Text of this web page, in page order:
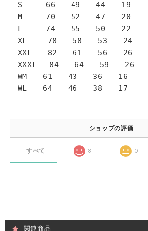
S 66 49 44 19
M 70 52 47 20
L 74 55 50 22
XL 78 58 53 24
XXL 82 61 56 26
XXXL 84 64 59 26
WM 61 43 36 16
WL 64 46 38 17
ショップの評価
すべて 8 0
関連商品